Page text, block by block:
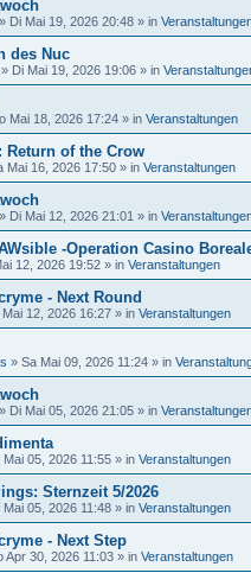
» Di Mai 19, 2026 20:48 » in
des Nuc
» Di Mai 19, 2026 19:06 » in
Mai 18, 2026 17:24 » in Veranstaltungen
Return of the Crow
Mai 16, 2026 17:50 » in Veranstaltungen
» Di Mai 12, 2026 21:01 » in
-Operation Casino
12, 2026 19:52 » in Veranstaltungen
- Next Round
Mai 12, 2026 16:27 » in Veranstaltungen
» Sa Mai 09, 2026 11:24 » in
» Di Mai 05, 2026 21:05 » in
Mai 05, 2026 11:55 » in Veranstaltungen
Sternzeit 5/2026
Mai 05, 2026 11:48 » in Veranstaltungen
- Next Step
Apr 30, 2026 11:03 » in Veranstaltungen